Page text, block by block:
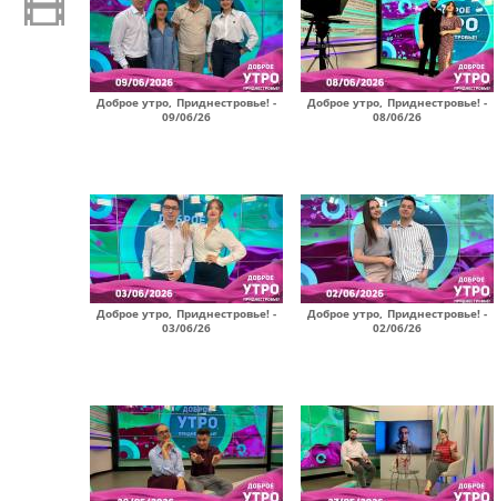
Доброе утро, Приднестровье! -
09/06/26
Доброе утро, Приднестровье! -
08/06/26
Доброе утро, Приднестровье! -
03/06/26
Доброе утро, Приднестровье! -
02/06/26